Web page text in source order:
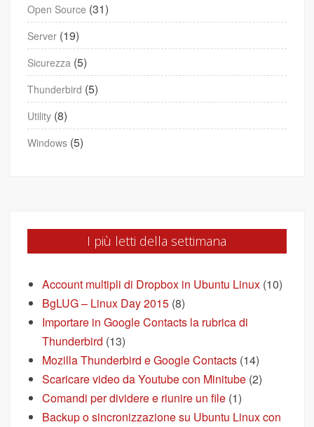
Open Source (31)
Server (19)
Sicurezza (5)
Thunderbird (5)
Utility (8)
Windows (5)
I più letti della settimana
Account multipli di Dropbox in Ubuntu Linux (10)
BgLUG – Linux Day 2015 (8)
Importare in Google Contacts la rubrica di
Thunderbird (13)
Mozilla Thunderbird e Google Contacts (14)
Scaricare video da Youtube con Minitube (2)
Comandi per dividere e riunire un file (1)
Backup o sincronizzazione su Ubuntu Linux con